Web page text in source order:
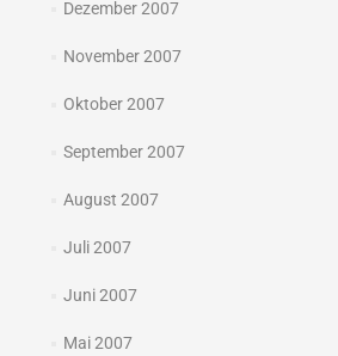
Dezember 2007
November 2007
Oktober 2007
September 2007
August 2007
Juli 2007
Juni 2007
Mai 2007